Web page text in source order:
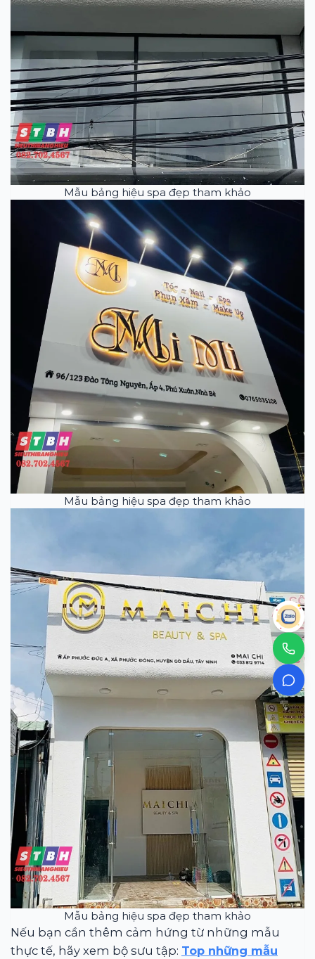
Mẫu bảng hiệu spa đẹp tham khảo
Mẫu bảng hiệu spa đẹp tham khảo
Mẫu bảng hiệu spa đẹp tham khảo
Nếu bạn cần thêm cảm hứng từ những mẫu
thực tế, hãy xem bộ sưu tập: Top những mẫu